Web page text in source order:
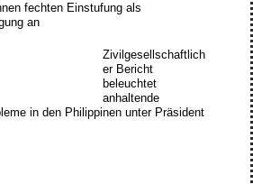
fechten Einstufung als
an
Zivilgesellschaftlich
er Bericht
beleuchtet
anhaltende
in den Philippinen unter Präsident